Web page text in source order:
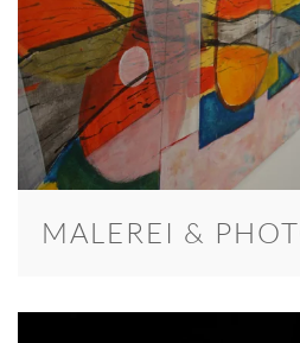
MALEREI &